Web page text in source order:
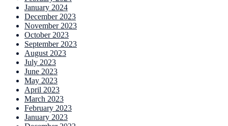
January 2024
December 2023
November 2023
October 2023
September 2023
August 2023
July 2023
June 2023
May 2023
April 2023
March 2023
February 2023
January 2023